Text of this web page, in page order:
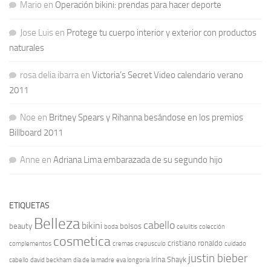
Mario en Operación bikini: prendas para hacer deporte
Jose Luis en Protege tu cuerpo interior y exterior con productos
naturales
rosa delia ibarraen Victoria’s Secret Video calendario verano
2011
Noe en Britney Spears y Rihanna besándose en los premios
Billboard 2011
Anne en Adriana Lima embarazada de su segundo hijo
ETIQUETAS
beauty Belleza bikini boda bolsos cabello celulitis colección
complementos cosmetica cremas crepusculo cristiano ronaldo cuidado
cabello david beckham día de la madre eva longoria Irina Shayk justin bieber